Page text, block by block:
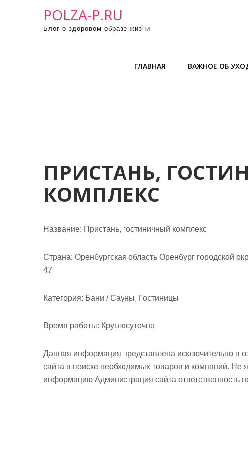
POLZA-P.RU
Блог о здоровом образе жизни
ГЛАВНАЯ ВАЖНОЕ ОБ
ПРИСТАНЬ,
КОМПЛЕКС
Название: Пристань, гостиничный комплекс
Страна: Оренбургская область Оренбург городской
47
Категория: Бани / Сауны, Гостиницы
Время работы: Круглосуточно
Данная информация представлена исключительно в
сайта в поиске необходимых товаров и компаний.
информацию Администрация сайта ответственность